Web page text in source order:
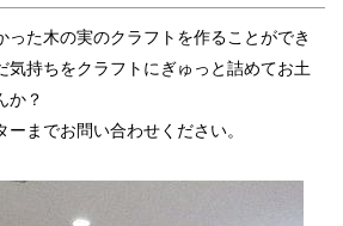
った木の実のクラフトを作ることができ
気持ちをクラフトにぎゅっと詰めてお土
か？
までお問い合わせください。